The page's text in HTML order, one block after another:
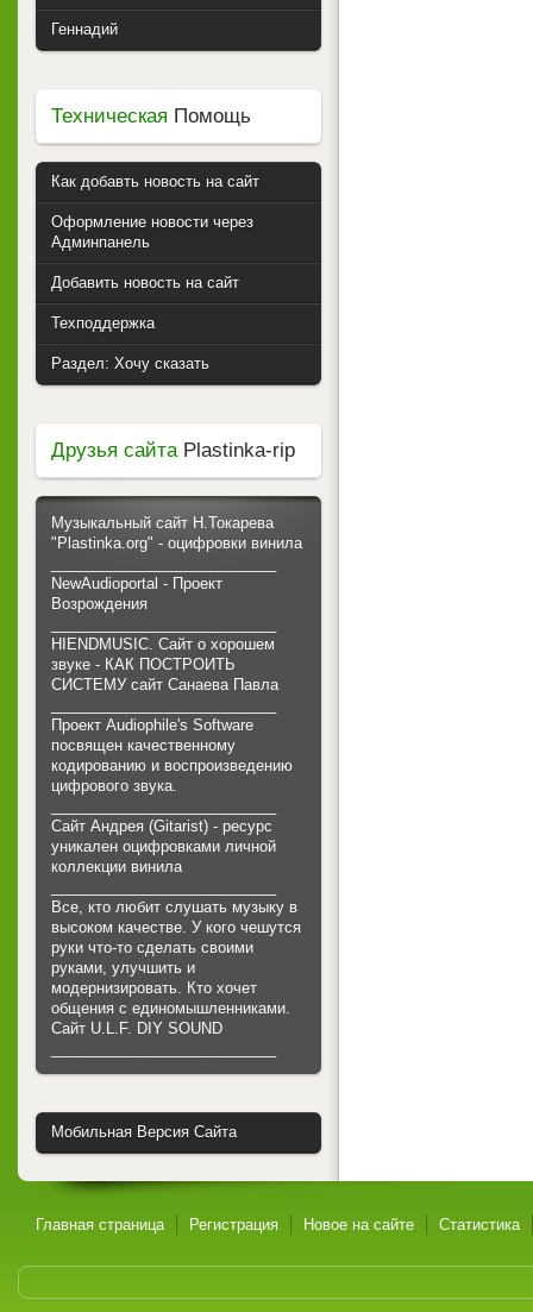
Геннадий
Техническая Помощь
Как добавть новость на сайт
Оформление новости через
Админпанель
Добавить новость на сайт
Техподдержка
Раздел: Хочу сказать
Друзья сайтаPlastinka-rip
Музыкальный сайт Н.Токарева
"Plastinka.org" - оцифровки винила
NewAudioportal - Проект
Возрождения
HIENDMUSIC. Сайт о хорошем
звуке - КАК ПОСТРОИТЬ
СИСТЕМУ сайт Санаева Павла
Проект Audiophile's Software
посвящен качественному
кодированию и воспроизведению
цифрового звука.
Сайт Андрея (Gitarist) - ресурс
уникален оцифровками личной
коллекции винила
Все, кто любит слушать музыку в
высоком качестве. У кого чешутся
руки что-то сделать своими
руками, улучшить и
модернизировать. Кто хочет
общения с единомышленниками.
Cайт U.L.F. DIY SOUND
Мобильная Версия Сайта
Главная страница Регистрация Новое на сайте Статистика